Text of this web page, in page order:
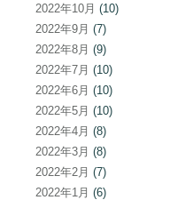
2022年10月 (10)
2022年9月 (7)
2022年8月 (9)
2022年7月 (10)
2022年6月 (10)
2022年5月 (10)
2022年4月 (8)
2022年3月 (8)
2022年2月 (7)
2022年1月 (6)